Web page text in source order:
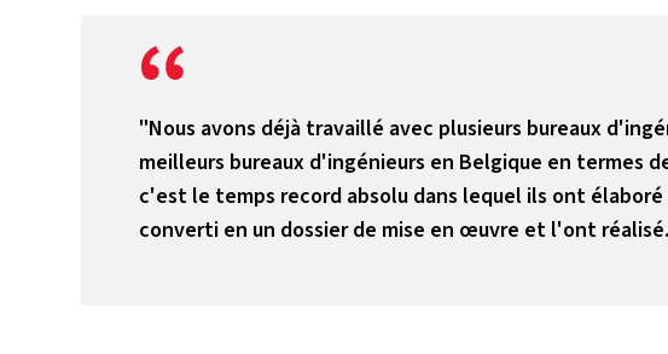
"Nous avons déjà travaillé avec plusieurs bureaux
meilleurs bureaux d'ingénieurs en Belgique en termes
c'est le temps record absolu dans lequel ils ont
converti en un dossier de mise en œuvre et l'ont